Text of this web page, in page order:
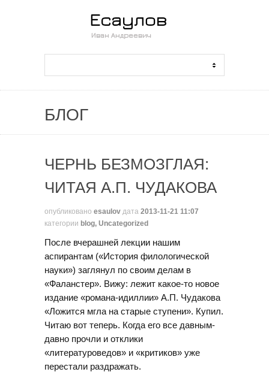
БЛОГ
ЧЕРНЬ БЕЗМОЗГЛАЯ:
ЧИТАЯ А.П. ЧУДАКОВА
опубликовано esaulov дата 2013-11-21 11:07
категории blog, Uncategorized
После вчерашней лекции нашим
аспирантам («История филологической
науки») заглянул по своим делам в
«Фаланстер». Вижу: лежит какое-то новое
издание «романа-идиллии» А.П. Чудакова
«Ложится мгла на старые ступени». Купил.
Читаю вот теперь. Когда его все давным-
давно прочли и отклики
«литературоведов» и «критиков» уже
перестали раздражать.